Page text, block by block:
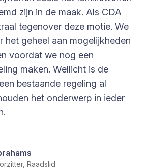
zijn in de maak. Als CDA
tegenover deze motie. We
het geheel aan mogelijkheden
voordat we nog een
maken. Wellicht is de
bestaande regeling al
het onderwerp in ieder
Raadslid